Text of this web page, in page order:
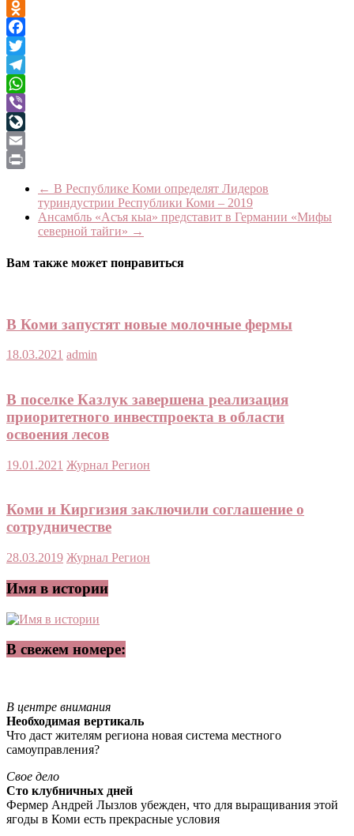
VK
Odnoklassniki
Facebook
Twitter
Telegram
WhatsApp
Viber
LiveJournal
Email
← В Республике Коми определят Лидеров
туриндустрии Республики Коми – 2019
Ансамбль «Асъя кыа» представит в Германии «Мифы
северной тайги» →
Вам также может понравиться
В Коми запустят новые молочные фермы
18.03.2021 admin
В поселке Казлук завершена реализация
приоритетного инвестпроекта в области
освоения лесов
19.01.2021 Журнал Регион
Коми и Киргизия заключили соглашение о
сотрудничестве
28.03.2019 Журнал Регион
Имя в истории
В свежем номере:
В центре внимания
Необходимая вертикаль
Что даст жителям региона новая система местного
самоуправления?
Свое дело
Сто клубничных дней
Фермер Андрей Лызлов убежден, что для выращивания этой
ягоды в Коми есть прекрасные условия